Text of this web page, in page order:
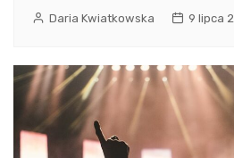
Daria Kwiatkowska 9 lipca